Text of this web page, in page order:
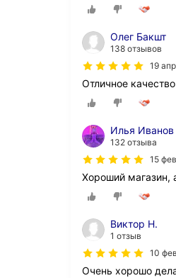
Олег Бакшт
138 отзывов
19
Отличное
Илья Иванов
132 отзыва
15
Хороший магазин,
Виктор Н.
1 отзыв
10
Очень хорошо